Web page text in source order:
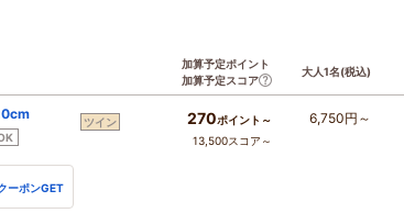
加算予定ポイント
加算予定スコア
大人1名(税込)
ーポンGET
ツイン 270ポイント～
13,500スコア～
6,750円～